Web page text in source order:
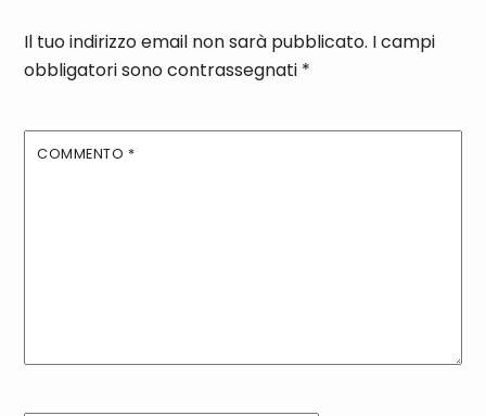
Il tuo indirizzo email non sarà pubblicato. I campi
obbligatori sono contrassegnati *
COMMENTO *